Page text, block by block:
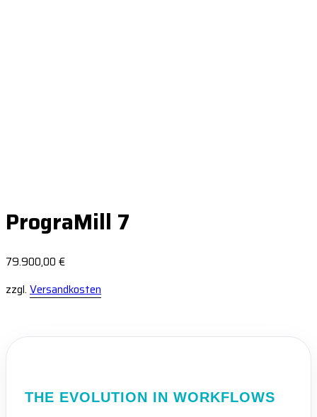
PrograMill 7
79.900,00 €
zzgl. Versandkosten
THE EVOLUTION IN WORKFLOWS